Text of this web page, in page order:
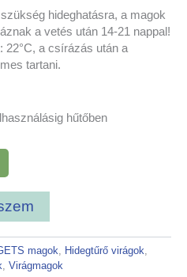
hideghatásra, a magok
a vetés után 14-21 nappal!
22°C, a csírázás után a
tartani.
hűtőben
magok Hidegtűrő virágok
Virágmagok